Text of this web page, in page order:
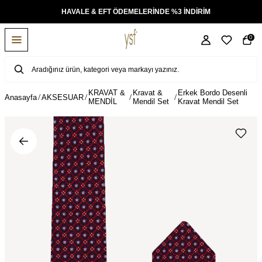
HAVALE & EFT ÖDEMELERİNDE %3 İNDİRİM
0
Anasayfa AKSESUAR
KRAVAT &
MENDİL
Kravat &
Mendil Set
Erkek Bordo Desenli
Kravat Mendil Set